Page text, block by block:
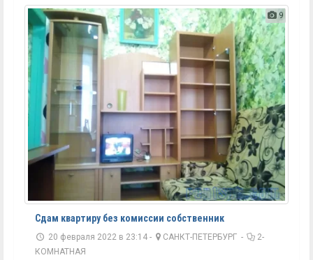
9
Сдам квартиру без комиссии собственник
20 февраля 2022 в 23:14 - САНКТ-ПЕТЕРБУРГ -
2-
КОМНАТНАЯ